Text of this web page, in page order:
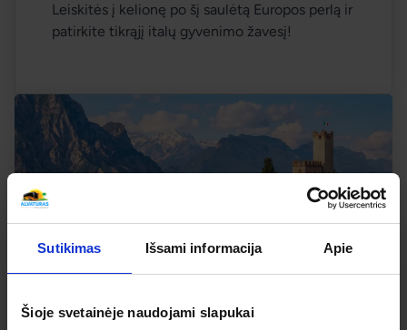
Sutikimas Išsami informacija Apie
Šioje svetainėje naudojami slapukai
Leiskitės į kelionę po šį saulėtą Europos perlą ir
patirkite tikrąjį italų gyvenimo žavesį!
Smaragdinė Šiaurės Italija: Gardos ežeras,